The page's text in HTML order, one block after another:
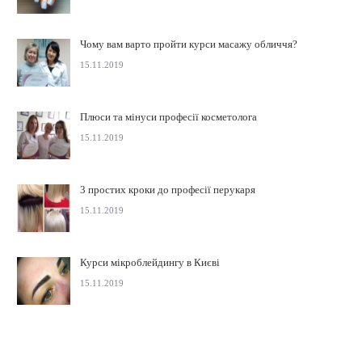
Чому вам варто пройти курси масажу обличчя?
15.11.2019
Плюси та мінуси професії косметолога
15.11.2019
3 простих кроки до професії перукаря
15.11.2019
Курси мікроблейдингу в Києві
15.11.2019